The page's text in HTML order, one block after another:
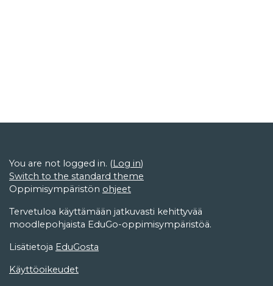
You are not logged in. (Log in)
Switch to the standard theme
Oppimisympäristön ohjeet
Tervetuloa käyttämään jatkuvasti kehittyvää
moodlepohjaista EduGo-oppimisympäristöä.
Lisätietoja EduGosta
Käyttöoikeudet